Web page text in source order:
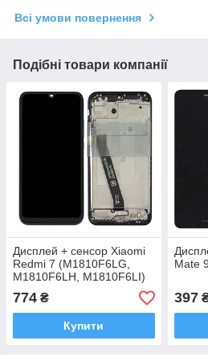
Всі умови повернення
Подібні товари компанії
Дисплей + сенсор Xiaomi
Redmi 7 (M1810F6LG,
M1810F6LH, M1810F6LI)
774 ₴
Купити
Mate
397